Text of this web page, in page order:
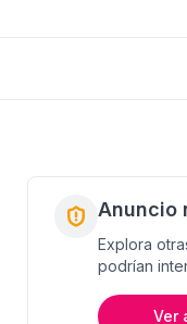
Anuncio
Explora
podrían
Ver